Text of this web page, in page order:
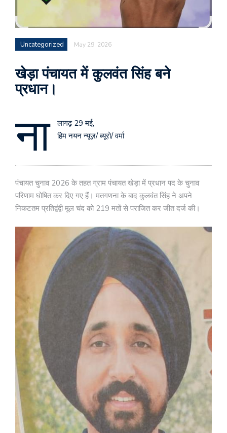
Uncategorized May 29, 2026
खेड़ा पंचायत में कुलवंत सिंह बने
प्रधान।
ना
लागढ़ 29 मई,
हिम नयन न्यूज़/ ब्यूरो/ वर्मा
पंचायत चुनाव 2026 के तहत ग्राम पंचायत खेड़ा में प्रधान पद के चुनाव
परिणाम घोषित कर दिए गए हैं। मतगणना के बाद कुलवंत सिंह ने अपने
निकटतम प्रतिद्वंद्वी मूल चंद को 219 मतों से पराजित कर जीत दर्ज की।